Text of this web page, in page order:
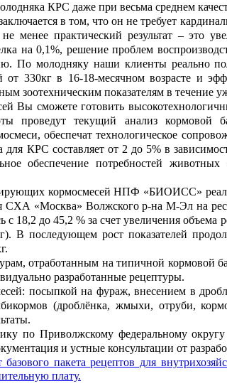
КРС даже при весьма среднем
в том, что он не требует
менее практический результат – это
на 0,1%, решение проблем
По молодняку наши клиенты реально
330кг в 16-18-месячном возрасте и
зоотехническим показателям в течение
сможете готовить
проведут текущий анализ кормовой
обеспечат технологическое
КРС составляет от 2 до 5% в
обеспечение потребностей
кормосмесей НПФ «БИОИСС»
СХА «Москва» Волжского р-на М-Эл на
с 18,2 до 45,2 % за счет увеличения
В последующем рост показателей
отработанным на типичной кормовой
разработанные рецептуры.
посыпкой на фураж, внесением в
(дроблёнка, жмыхи, отруби,
по Приволжскому федеральному
и устные консультации от
пакета рецептов для
плату.